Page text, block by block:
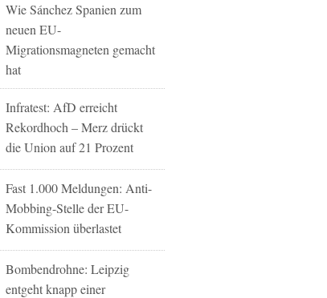
Wie Sánchez Spanien zum
neuen EU-
Migrationsmagneten gemacht
hat
Infratest: AfD erreicht
Rekordhoch – Merz drückt
die Union auf 21 Prozent
Fast 1.000 Meldungen: Anti-
Mobbing-Stelle der EU-
Kommission überlastet
Bombendrohne: Leipzig
entgeht knapp einer